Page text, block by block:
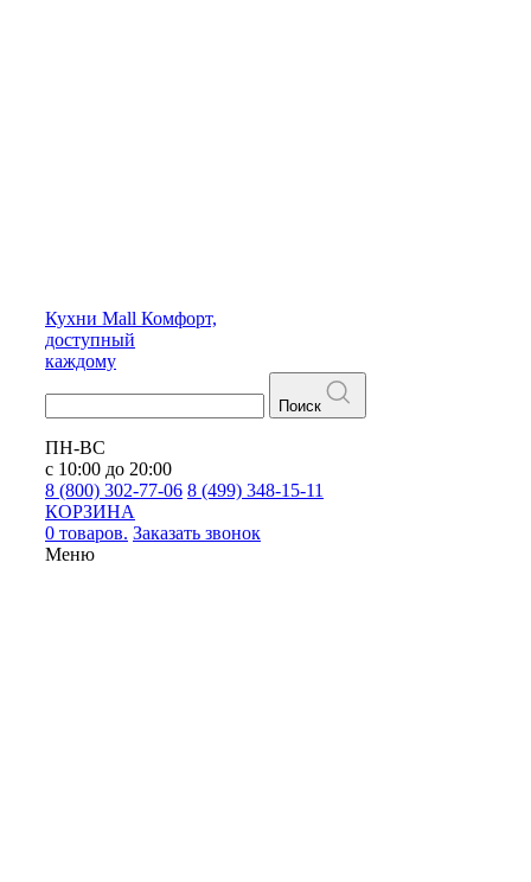
Кухни Mall Комфорт,
доступный
каждому
Поиск
ПН-ВС
с 10:00 до 20:00
8 (800) 302-77-06 8 (499) 348-15-11
КОРЗИНА
0 товаров. Заказать звонок
Меню